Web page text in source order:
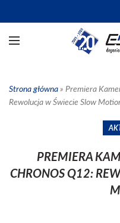
Strona główna» Premiera
Rewolucja w Świecie Slow
PREMIERA
CHRONOS Q12: